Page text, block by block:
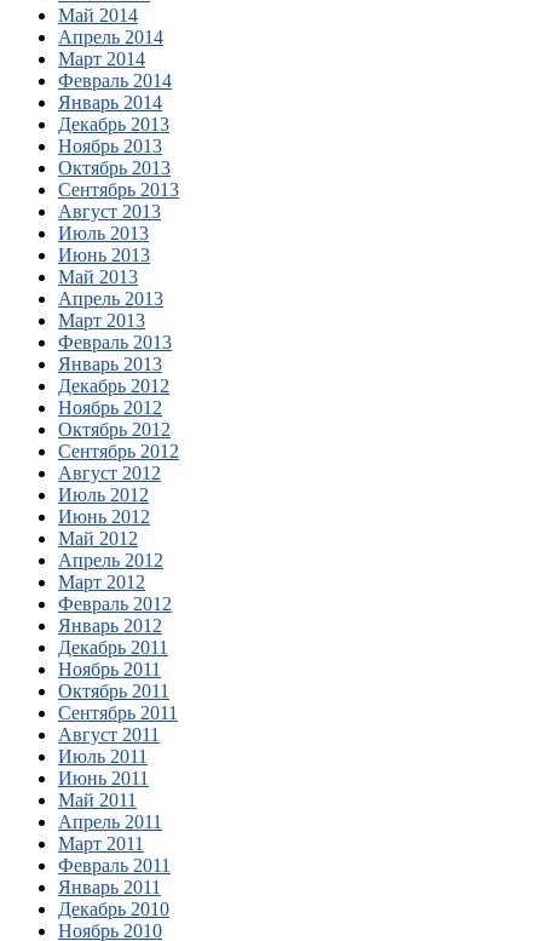
Май 2014
Апрель 2014
Март 2014
Февраль 2014
Январь 2014
Декабрь 2013
Ноябрь 2013
Октябрь 2013
Сентябрь 2013
Август 2013
Июль 2013
Июнь 2013
Май 2013
Апрель 2013
Март 2013
Февраль 2013
Январь 2013
Декабрь 2012
Ноябрь 2012
Октябрь 2012
Сентябрь 2012
Август 2012
Июль 2012
Июнь 2012
Май 2012
Апрель 2012
Март 2012
Февраль 2012
Январь 2012
Декабрь 2011
Ноябрь 2011
Октябрь 2011
Сентябрь 2011
Август 2011
Июль 2011
Июнь 2011
Май 2011
Апрель 2011
Март 2011
Февраль 2011
Январь 2011
Декабрь 2010
Ноябрь 2010